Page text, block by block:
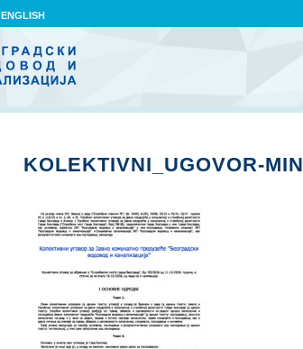
ENGLISH
KOLEKTIVNI_UGOVOR-MIN